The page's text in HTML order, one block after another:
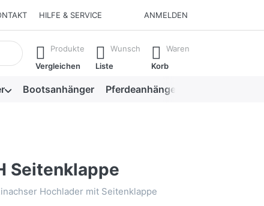
HILFE & SERVICE ANMELDEN
erste Ergebnisse. Drücken Sie die Eingabetaste, um alle
Produkte
Vergleichen
Wunsch
Liste
Waren
Korb
Bootsanhänger Pferdeanhänger
Seitenklappe
Hochlader mit Seitenklappe